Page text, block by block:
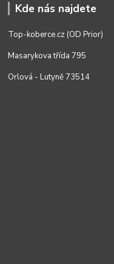
Kde nás najdete
Top-koberce.cz (OD Prior)
Masarykova třída 795
Orlová - Lutyně 73514